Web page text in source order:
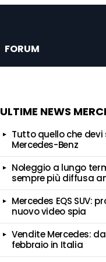
FORUM
ULTIME NEWS
Tutto quello che
Mercedes-Benz
Noleggio a lungo
sempre più diffusa
Mercedes EQS SUV:
nuovo video spia
Vendite Mercedes:
febbraio in Italia